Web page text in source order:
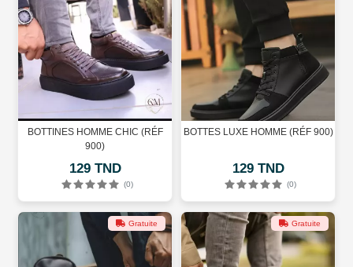
BOTTINES HOMME CHIC (RÉF
900)
129 TND
(0)
BOTTES LUXE HOMME (RÉF 900)
129 TND
(0)
Gratuite Gratuite